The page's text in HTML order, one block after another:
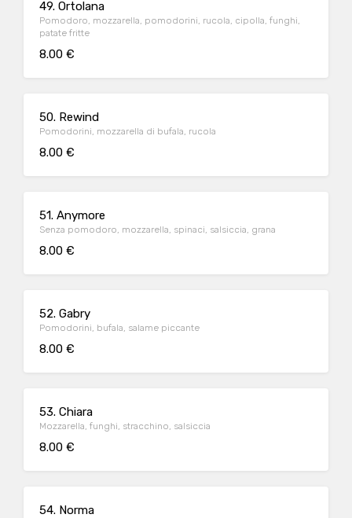
49. Ortolana
Pomodoro, mozzarella, pomodorini, rucola, cipolla, funghi,
patate fritte
8.00 €
50. Rewind
Pomodorini, mozzarella di bufala, rucola
8.00 €
51. Anymore
Senza pomodoro, mozzarella, spinaci, salsiccia, grana
8.00 €
52. Gabry
Pomodorini, bufala, salame piccante
8.00 €
53. Chiara
Mozzarella, funghi, stracchino, salsiccia
8.00 €
54. Norma